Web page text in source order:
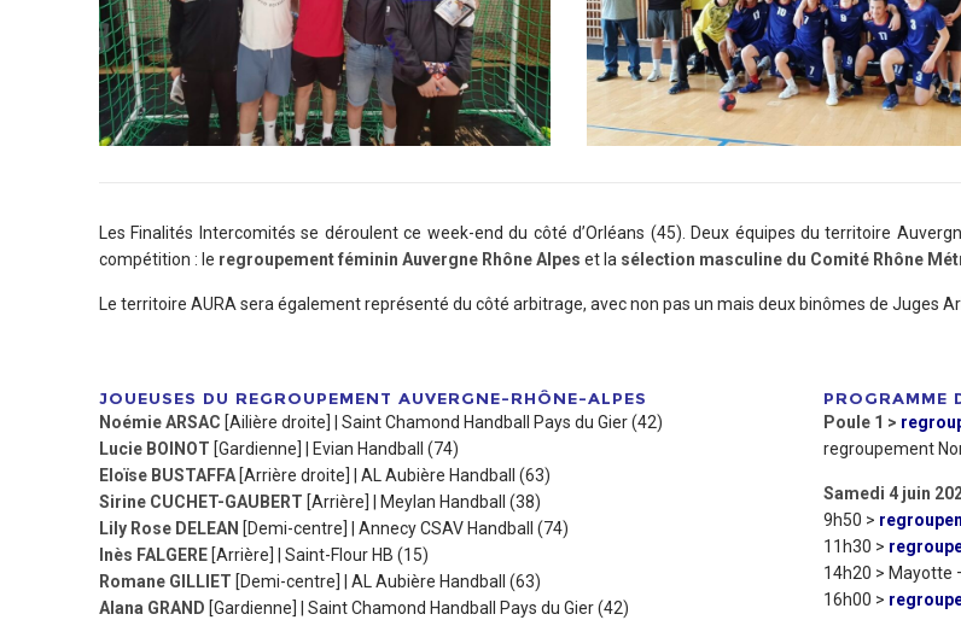
Les Finalités Intercomités se déroulent ce week-end du côté d’Orléans (45). Deux équipes du territoire
compétition : le regroupement féminin Auvergne Rhône Alpes et la sélection masculine du Comité Rhône
Le territoire AURA sera également représenté du côté arbitrage, avec non pas un mais deux binômes de Juges
JOUEUSES DU REGROUPEMENT AUVERGNE-RHÔNE-ALPES
Noémie ARSAC [Ailière droite] | Saint Chamond Handball Pays du Gier (42)
Lucie BOINOT [Gardienne] | Evian Handball (74)
Eloïse BUSTAFFA[Arrière droite] | AL Aubière Handball (63)
Sirine CUCHET-GAUBERT [Arrière] | Meylan Handball (38)
Lily Rose DELEAN [Demi-centre] | Annecy CSAV Handball (74)
Inès FALGERE [Arrière] | Saint-Flour HB (15)
Romane GILLIET [Demi-centre] | AL Aubière Handball (63)
Alana GRAND [Gardienne] | Saint Chamond Handball Pays du Gier (42)
PROGRAMME
Poule 1 >
regroupement
Samedi 4 juin
9h50 >
11h30 >
14h20 > Mayotte
16h00 >